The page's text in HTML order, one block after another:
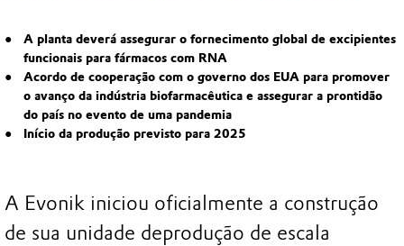
A planta deverá assegurar o fornecimento global de excipientes
funcionais para fármacos com RNA
Acordo de cooperação com o governo dos EUA para promover
o avanço da indústria biofarmacêutica e assegurar a prontidão
do país no evento de uma pandemia
Início da produção previsto para 2025
A Evonik iniciou oficialmente a construção
de sua unidade deprodução de escala